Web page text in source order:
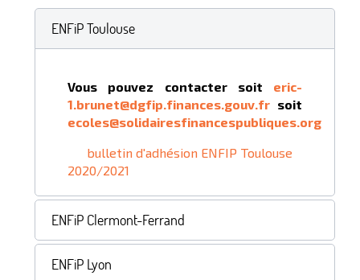
ENFiP Toulouse
Vous pouvez contacter soit eric-
1.brunet@dgfip.finances.gouv.fr soit
ecoles@solidairesfinancespubliques.org
bulletin d'adhésion ENFIP Toulouse
2020/2021
ENFiP Clermont-Ferrand
ENFiP Lyon